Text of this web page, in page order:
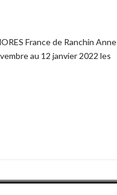
France de Ranchin Anne
au 12 janvier 2022 les